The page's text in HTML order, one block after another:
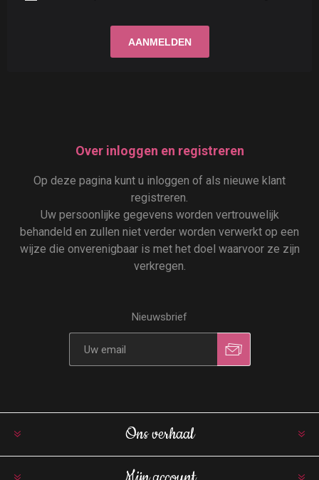
Over inloggen en registreren
Op deze pagina kunt u inloggen of als nieuwe klant
registreren.
Uw persoonlijke gegevens worden vertrouwelijk
behandeld en zullen niet verder worden verwerkt op een
wijze die onverenigbaar is met het doel waarvoor ze zijn
verkregen.
Nieuwsbrief
Ons verhaal